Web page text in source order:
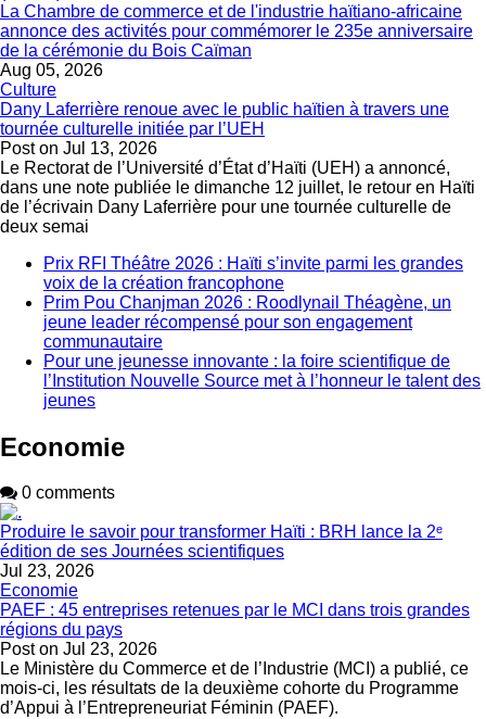
La Chambre de commerce et de l'industrie haïtiano-africaine
annonce des activités pour commémorer le 235e anniversaire
de la cérémonie du Bois Caïman
Aug 05, 2026
Culture
Dany Laferrière renoue avec le public haïtien à travers une
tournée culturelle initiée par l’UEH
Post on Jul 13, 2026
Le Rectorat de l’Université d’État d’Haïti (UEH) a annoncé,
dans une note publiée le dimanche 12 juillet, le retour en Haïti
de l’écrivain Dany Laferrière pour une tournée culturelle de
deux semai
Prix RFI Théâtre 2026 : Haïti s’invite parmi les grandes
voix de la création francophone
Prim Pou Chanjman 2026 : Roodlynail Théagène, un
jeune leader récompensé pour son engagement
communautaire
Pour une jeunesse innovante : la foire scientifique de
l’Institution Nouvelle Source met à l’honneur le talent des
jeunes
Economie
0 comments
Produire le savoir pour transformer Haïti : BRH lance la 2ᵉ
édition de ses Journées scientifiques
Jul 23, 2026
Economie
PAEF : 45 entreprises retenues par le MCI dans trois grandes
régions du pays
Post on Jul 23, 2026
Le Ministère du Commerce et de l’Industrie (MCI) a publié, ce
mois-ci, les résultats de la deuxième cohorte du Programme
d’Appui à l’Entrepreneuriat Féminin (PAEF).